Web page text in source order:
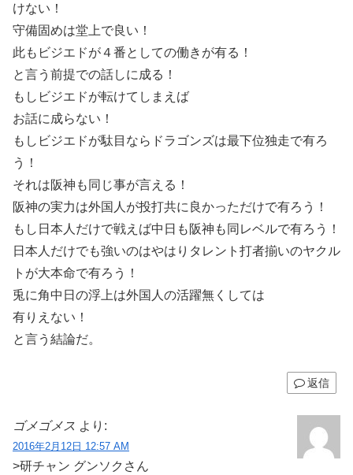
けない！
守備固めは堂上で良い！
此もビジエドが４番としての働きが有る！
と言う前提での話しに成る！
もしビジエドが転けてしまえば
お話に成らない！
もしビジエドが駄目ならドラゴンズは最下位独走で有ろ
う！
それは阪神も同じ事が言える！
阪神の実力は外国人が投打共に良かっただけで有ろう！
もし日本人だけで戦えば中日も阪神も同レベルで有ろう！
日本人だけでも強いのはやはりタレント打者揃いのヤクル
トが大本命で有ろう！
兎に角中日の浮上は外国人の活躍無くしては
有りえない！
と言う結論だ。
返信
ゴメゴメス より:
2016年2月12日 12:57 AM
>研チャン グンソクさん